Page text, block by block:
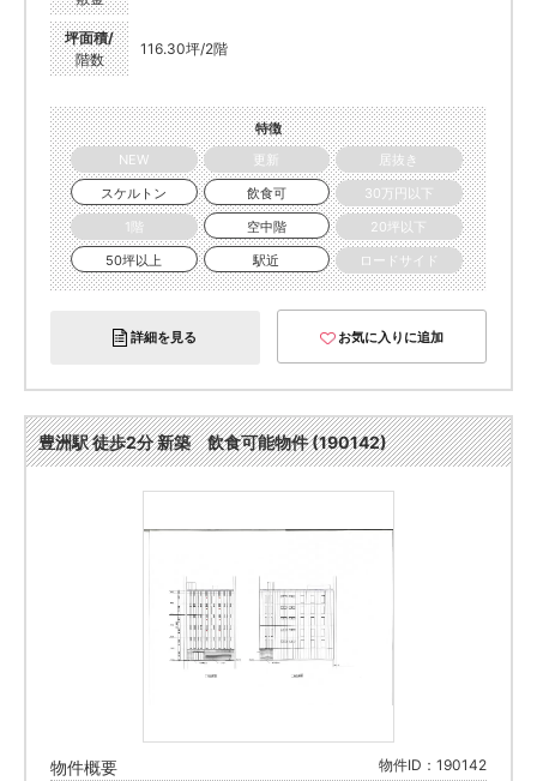
坪面積/
階数
116.30坪/2階
特徴
NEW
更新
居抜き
スケルトン
飲食可
30万円以下
1階
空中階
20坪以下
50坪以上
駅近 ロードサイド
詳細を見る お気に入りに追加
豊洲駅 徒歩2分 新築 飲食可能物件 (190142)
物件概要 物件ID：190142